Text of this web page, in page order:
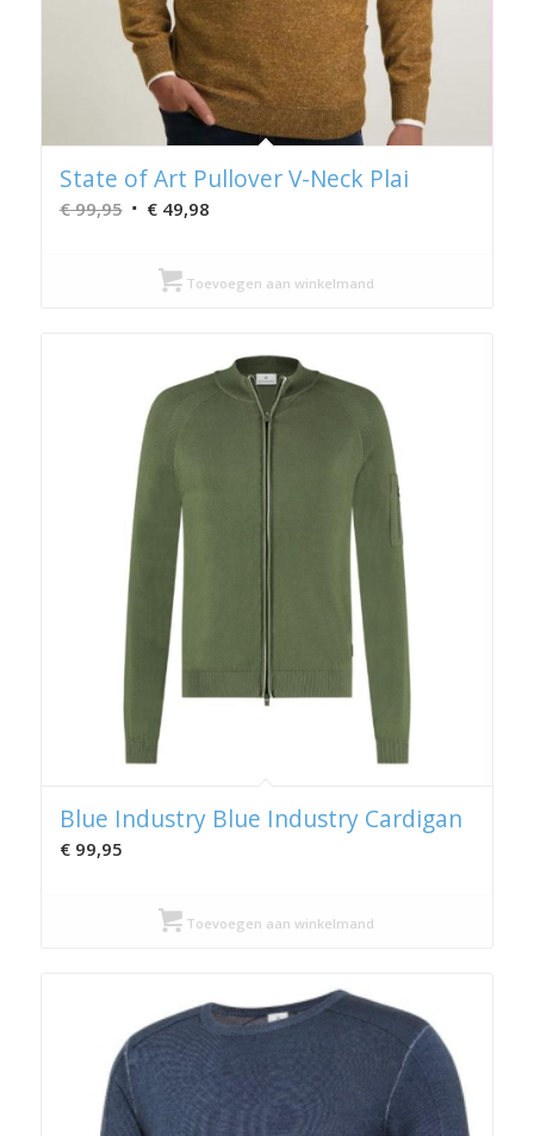
State of Art Pullover V-Neck Plai
€99,95 Oorspronkelijke
was:
€ 99,95.
€49,98Huidige
€ 49,98.
Toevoegen aan winkelmand
Blue Industry Blue Industry Cardigan
€99,95
Toevoegen aan winkelmand